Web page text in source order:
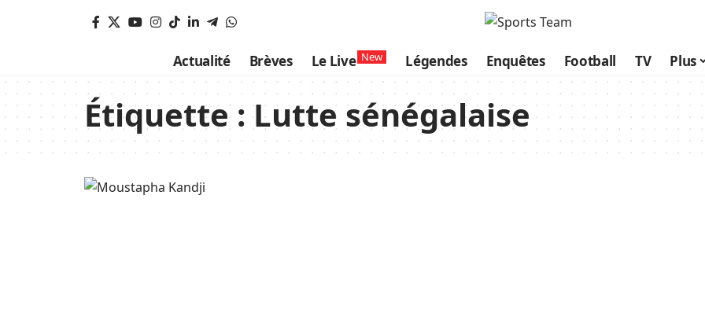
Actualité Brèves Le Live New Légendes Enquêtes Football TV Plus
Étiquette :Lutte sénégalaise